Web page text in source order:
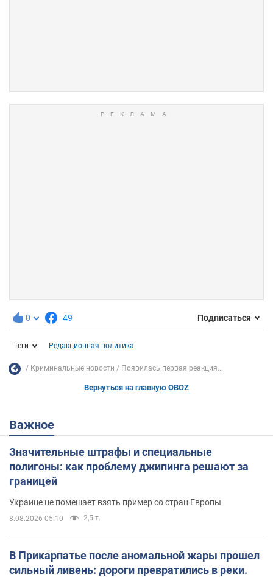
0 49 Подписаться
Теги Редакционная политика
Криминальные новости Появилась первая реакция...
Вернуться на главную OBOZ
Важное
Значительные штрафы и специальные
полигоны: как проблему джипинга решают за
границей
Украине не помешает взять пример со стран Европы
8.08.2026 05:10 2,5 т.
В Прикарпатье после аномальной жары прошел
сильный ливень: дороги превратились в реки.